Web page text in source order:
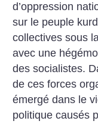
d’oppression
sur le peuple
collectives sous
avec une
des socialistes.
de ces forces
émergé dans le
politique causés